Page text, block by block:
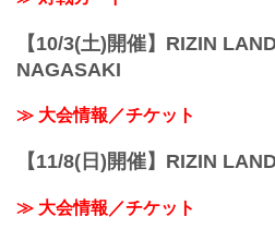
【10/3(土)開催】RIZIN
NAGASAKI
≫ 大会情報／チケット
【11/8(日)開催】RIZIN
≫ 大会情報／チケット